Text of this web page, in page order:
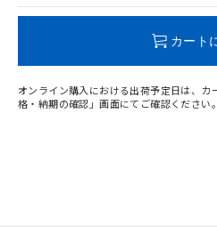
カート
オンライン購入における出荷予定日は、
格・納期の確認」画面にてご確認ください。